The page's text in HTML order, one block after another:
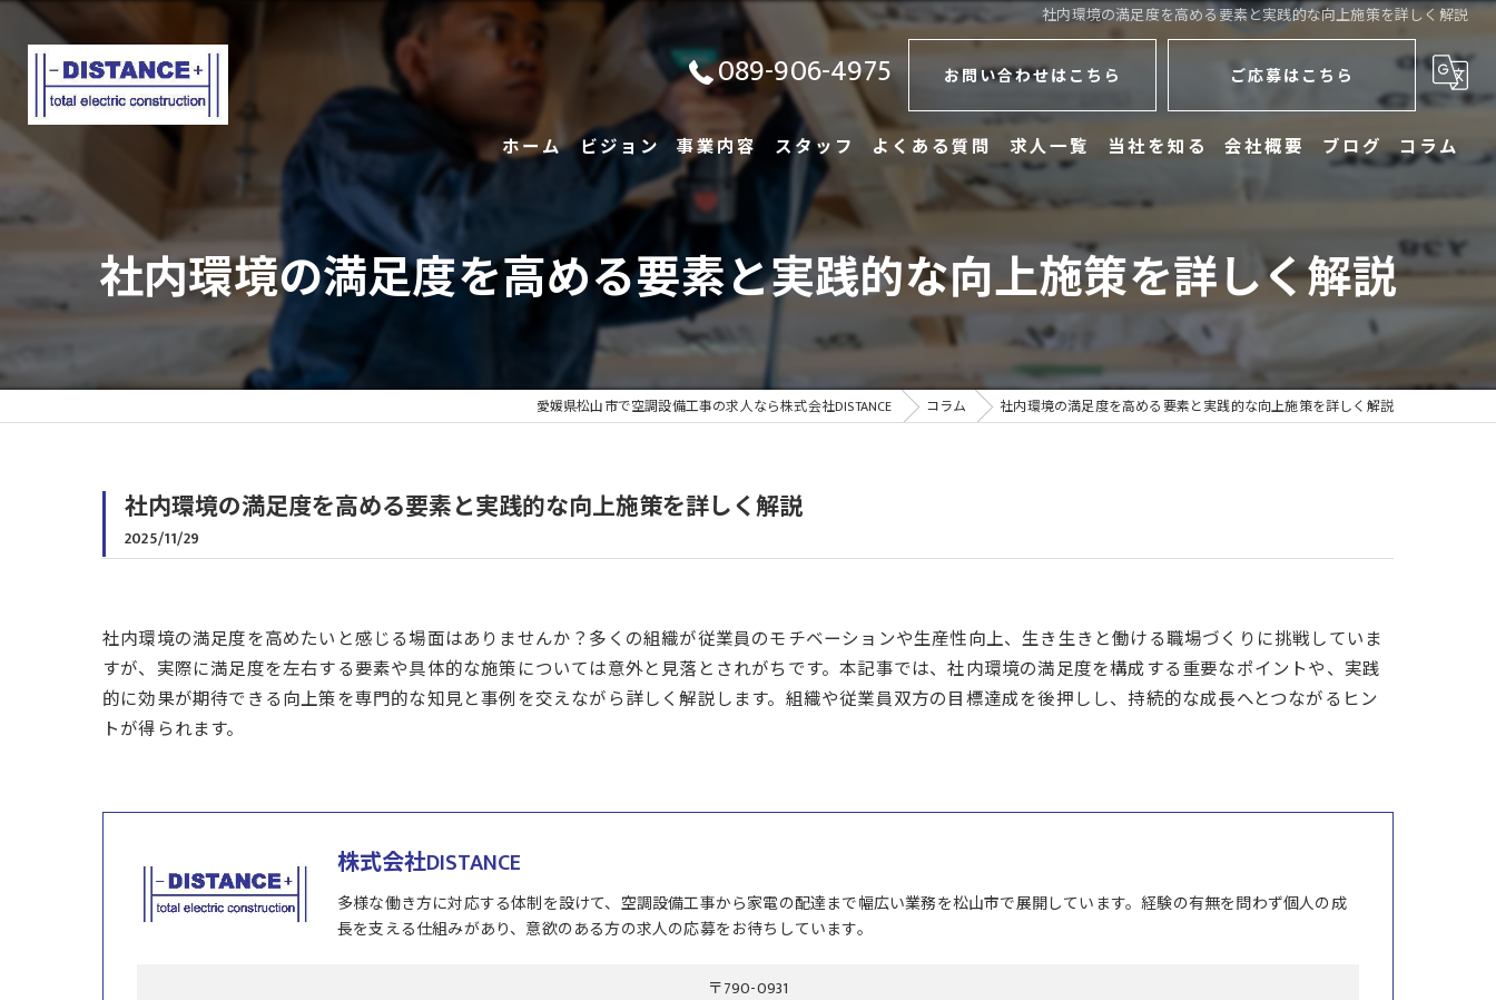
社内環境の満足度を高める要素と実践的な向上施策を詳しく解説
089-906-4975 お問い合わせはこちら ご応募はこちら
ホーム ビジョン 事業内容 スタッフ よくある質問 求人一覧 当社を知る
学歴不問
働きやすい
電気工事
会社概要 ブログ コラム
社内環境の満足度を高める要素と実践的な向上施策を詳しく解説
愛媛県松山市で空調設備工事の求人なら株式会社DISTANCE コラム 社内環境の満足度を高める要素と実践的な向上施策を詳しく解説
社内環境の満足度を高める要素と実践的な向上施策を詳しく解説
2025/11/29
社内環境の満足度を高めたいと感じる場面はありませんか？多くの組織が従業員のモチベーションや生産性向上、生き生きと働ける職場づくりに挑戦していま
すが、実際に満足度を左右する要素や具体的な施策については意外と見落とされがちです。本記事では、社内環境の満足度を構成する重要なポイントや、実践
的に効果が期待できる向上策を専門的な知見と事例を交えながら詳しく解説します。組織や従業員双方の目標達成を後押しし、持続的な成長へとつながるヒン
トが得られます。
株式会社DISTANCE
多様な働き方に対応する体制を設けて、空調設備工事から家電の配達まで幅広い業務を松山市で展開しています。経験の有無を問わず個人の成
長を支える仕組みがあり、意欲のある方の求人の応募をお待ちしています。
〒790-0931